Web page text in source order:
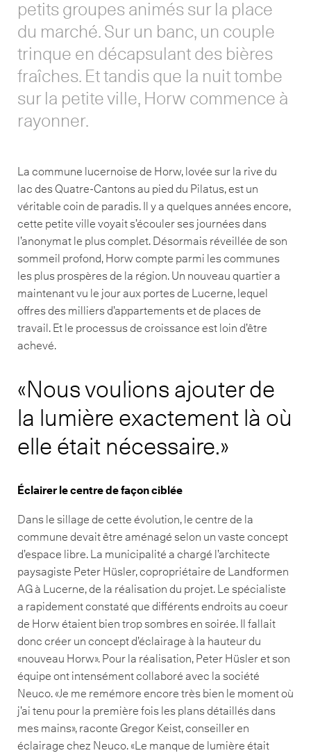
petits groupes animés sur la place
du marché. Sur un banc, un couple
trinque en décapsulant des bières
fraîches. Et tandis que la nuit tombe
sur la petite ville, Horw commence à
rayonner.
La commune lucernoise de Horw, lovée sur la rive du
lac des Quatre-Cantons au pied du Pilatus, est un
véritable coin de paradis. Il y a quelques années encore,
cette petite ville voyait s’écouler ses journées dans
l’anonymat le plus complet. Désormais réveillée de son
sommeil profond, Horw compte parmi les communes
les plus prospères de la région. Un nouveau quartier a
maintenant vu le jour aux portes de Lucerne, lequel
offres des milliers d’appartements et de places de
travail. Et le processus de croissance est loin d’être
achevé.
Nous voulions ajouter de
la lumière exactement là où
elle était nécessaire.
Éclairer le centre de façon ciblée
Dans le sillage de cette évolution, le centre de la
commune devait être aménagé selon un vaste concept
d’espace libre. La municipalité a chargé l’architecte
paysagiste Peter Hüsler, copropriétaire de Landformen
AG à Lucerne, de la réalisation du projet. Le spécialiste
a rapidement constaté que différents endroits au coeur
de Horw étaient bien trop sombres en soirée. Il fallait
donc créer un concept d’éclairage à la hauteur du
«nouveau Horw». Pour la réalisation, Peter Hüsler et son
équipe ont intensément collaboré avec la société
Neuco. «Je me remémore encore très bien le moment où
j’ai tenu pour la première fois les plans détaillés dans
mes mains», raconte Gregor Keist, conseiller en
éclairage chez Neuco. «Le manque de lumière était